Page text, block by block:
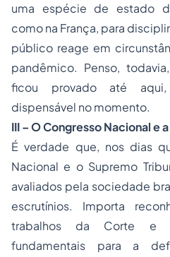
uma espécie de estado
como na França, para
público reage em
pandêmico. Penso,
ficou provado até
dispensável no momento.
III – O Congresso Nacional e
É verdade que, nos dias
Nacional e o Supremo
avaliados pela sociedade
escrutínios. Importa
trabalhos da Corte e
fundamentais para a